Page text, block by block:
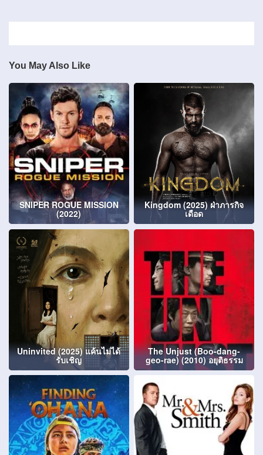
You May Also Like
SNIPER ROGUE MISSION
(2022)
Kingdom (2025) ฝ่าภารกิจ
เดือด
Uninvited (2025) แค้นไม่ได้
รับเชิญ
The Unjust (Boo-dang-
geo-rae) (2010) อยุติธรรม